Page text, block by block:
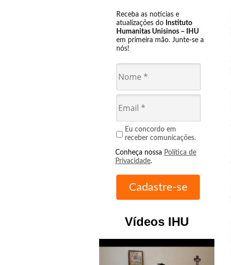
Receba as notícias e
atualizações do Instituto
Humanitas Unisinos – IHU
em primeira mão. Junte-se a
nós!
Eu concordo em
receber comunicações.
Conheça nossa Política de
Privacidade.
Vídeos IHU